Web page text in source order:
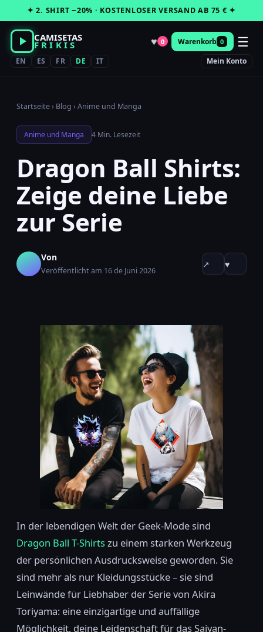
Inhalt
springen
✦ 2. SHIRT −20% · KOSTENLOSER VERSAND AB 75 € ✦
CAMISETAS
FRIKIS ♥ 0 Warenkorb 0 ☰
EN ES FR DE IT Mein Konto
Startseite› Blog ›Anime und Manga
Anime und Manga 4 Min. Lesezeit
Dragon Ball Shirts:
Zeige deine Liebe
zur Serie
Von
Veröffentlicht am 16 de Juni 2026
↗ ♥
In der lebendigen Welt der Geek-Mode sind
Dragon Ball T-Shirtszu einem starken Werkzeug
der persönlichen Ausdrucksweise geworden. Sie
sind mehr als nur Kleidungsstücke – sie sind
Leinwände für Liebhaber der Serie von Akira
Toriyama: eine einzigartige und auffällige
Möglichkeit, deine Leidenschaft für das Saiyan-